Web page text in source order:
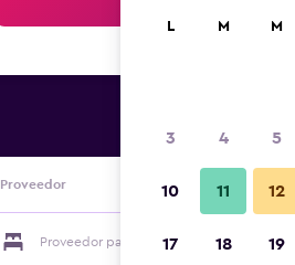
Proveedor
Proveedor para Hotel Am Schiffshebewerk
L M M
3 4 5
10 11 12
17 18 19